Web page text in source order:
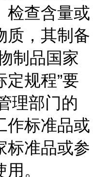
检查含量或
质，其制备
制品国家
规程”要
理部门的
作标准品或
标准品或参
。